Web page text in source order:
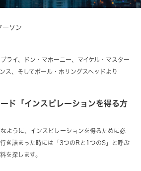
ーソン
ライ、ドン・マホーニー、マイケル・マスター
ス、そしてポール・ホリングスヘッドより
ード「インスピレーションを得る方
ように、インスピレーションを得るために必
き詰まった時には「3つのRと1つのS」と呼ぶ
を探します。